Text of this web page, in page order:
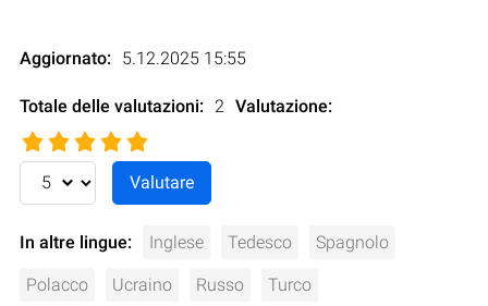
Aggiornato: 5.12.2025 15:55
Totale delle valutazioni: 2 Valutazione:
In altre lingue: Inglese Tedesco Spagnolo
Polacco Ucraino Russo Turco